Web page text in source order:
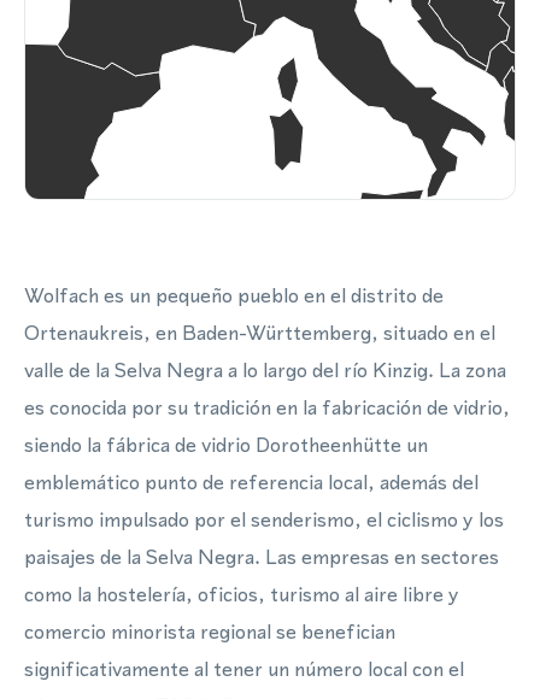
Wolfach es un pequeño pueblo en el distrito de
Ortenaukreis, en Baden-Württemberg, situado en el
valle de la Selva Negra a lo largo del río Kinzig. La zona
es conocida por su tradición en la fabricación de vidrio,
siendo la fábrica de vidrio Dorotheenhütte un
emblemático punto de referencia local, además del
turismo impulsado por el senderismo, el ciclismo y los
paisajes de la Selva Negra. Las empresas en sectores
como la hostelería, oficios, turismo al aire libre y
comercio minorista regional se benefician
significativamente al tener un número local con el